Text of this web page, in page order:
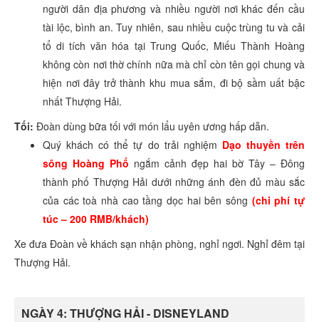
người dân địa phương và nhiều người nơi khác đến cầu
tài lộc, bình an. Tuy nhiên, sau nhiều cuộc trùng tu và cải
tổ di tích văn hóa tại Trung Quốc, Miếu Thành Hoàng
không còn nơi thờ chính nữa mà chỉ còn tên gọi chung và
hiện nơi đây trở thành khu mua sắm, đi bộ sầm uất bậc
nhất Thượng Hải.
Tối: Đoàn dùng bữa tối với món lẩu uyên ương hấp dẫn.
Quý khách có thể tự do trải nghiệm Dạo thuyền trên
sông Hoàng Phố ngắm cảnh đẹp hai bờ Tây – Đông
thành phố Thượng Hải dưới những ánh đèn đủ màu sắc
của các toà nhà cao tầng dọc hai bên sông (chi phí tự
túc – 200 RMB/khách)
Xe đưa Đoàn về khách sạn nhận phòng, nghỉ ngơi. Nghỉ đêm tại
Thượng Hải.
NGÀY 4: THƯỢNG HẢI - DISNEYLAND